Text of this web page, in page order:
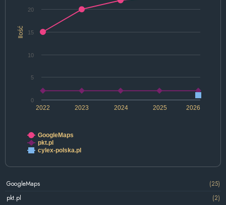
Ilość
2022 2024 2026
2023 2025
0
5
10
15
20
GoogleMaps
pkt.pl
cylex-polska.pl
GoogleMaps
(25)
pkt.pl
(2)